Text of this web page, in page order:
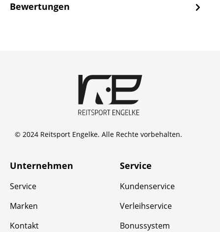
Bewertungen
© 2024 Reitsport Engelke. Alle Rechte vorbehalten.
Unternehmen
Service
Marken
Kontakt
Service
Kundenservice
Verleihservice
Bonussystem